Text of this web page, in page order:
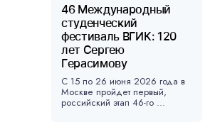
46 Международный
студенческий
фестиваль ВГИК: 120
лет Сергею
Герасимову
С 15 по 26 июня 2026 года в
Москве пройдет первый,
российский этап 46-го ...